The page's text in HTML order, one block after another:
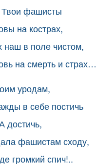
фашисты
на кострах,
наш в поле чистом,
на смерть и страх…
уродам,
в себе постичь
достичь,
фашистам сходу,
громкий спич!..